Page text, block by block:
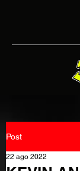
Post
22 ago 2022